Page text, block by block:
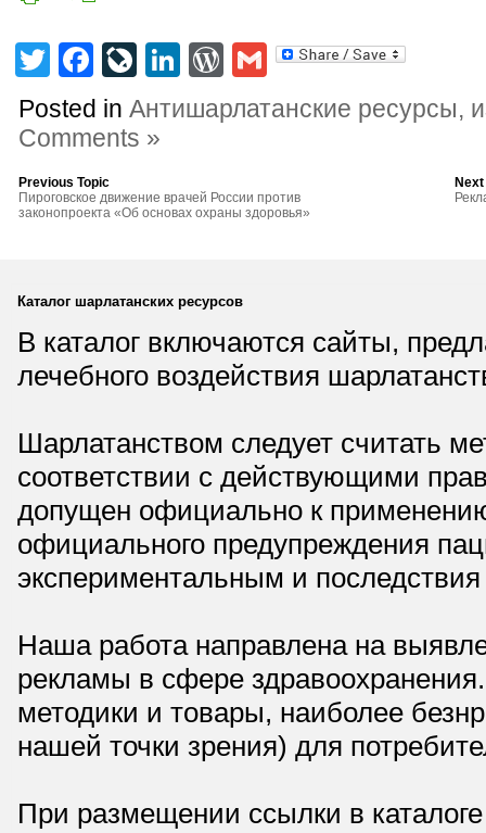
TwitterFacebook
LiveJournal
LinkedIn
WordPress
Gmail
Posted inАнтишарлатанские ресурсы,
Comments »
Previous Topic
Пироговское движение врачей России против
законопроекта «Об основах охраны здоровья»
Каталог шарлатанских ресурсов
В каталог включаются сайты,
лечебного воздействия
Шарлатанством следует считать
соответствии с действующими
допущен официально к
официального предупреждения
экспериментальным и
Наша работа направлена на
рекламы в сфере
методики и товары, наиболее
нашей точки зрения) для
При размещении ссылки в